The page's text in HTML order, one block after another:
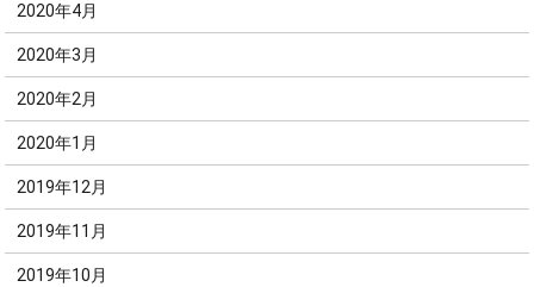
2020年4月
2020年3月
2020年2月
2020年1月
2019年12月
2019年11月
2019年10月